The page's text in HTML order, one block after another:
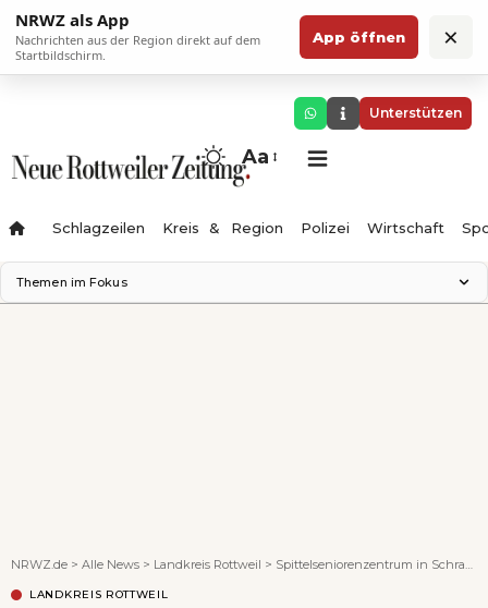
NRWZ als App
Nachrichten aus der Region direkt auf dem
Startbildschirm.
App öffnen ×
Unterstützen
Aa
Schlagzeilen Kreis & Region Polizei Wirtschaft
Themen im Fokus
NRWZ.de > Alle News > Landkreis Rottweil > Spittelseniorenzentrum in Schramberg: Unsichere Zeiten
LANDKREIS ROTTWEIL